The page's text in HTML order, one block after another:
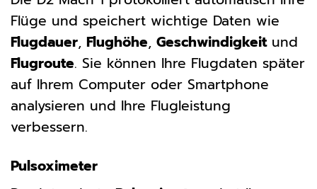
Flüge und speichert wichtige Daten wie
Flugdauer, Flughöhe, Geschwindigkeitund
Flugroute. Sie können Ihre Flugdaten später
auf Ihrem Computer oder Smartphone
analysieren und Ihre Flugleistung
verbessern.
Pulsoximeter